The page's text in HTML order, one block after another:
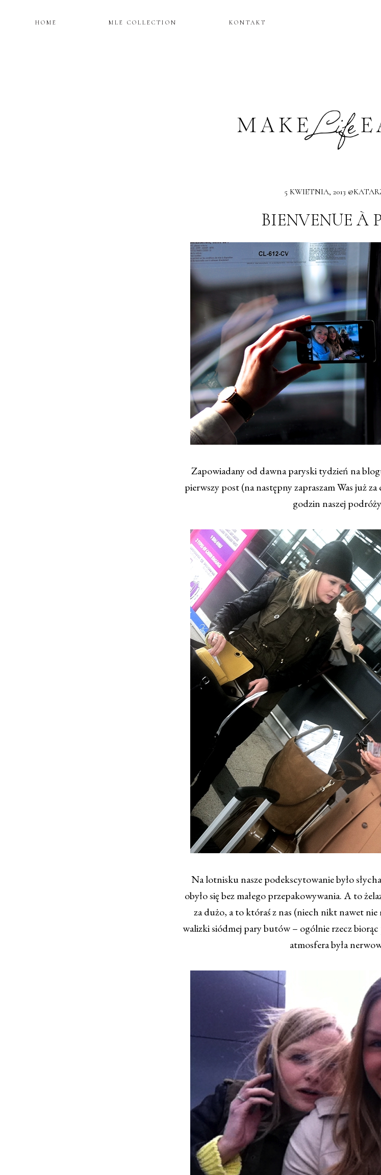
HOME MLE COLLECTION KONTAKT
5 KWIETNIA, 2013
BIENVENUE À
Zapowiadany od dawna paryski tydzień na
pierwszy post (na następny zapraszam Was już
godzin naszej
Na lotnisku nasze podekscytowanie było
obyło się bez małego przepakowywania. A to
za dużo, a to któraś z nas (niech nikt nawet nie
walizki siódmej pary butów – ogólnie rzecz
atmosfera była